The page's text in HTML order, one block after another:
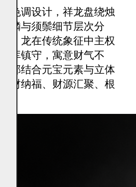
色调设计，祥龙盘绕烛
鳞与须鬃细节层次分
。龙在传统象征中主权
库镇守，寓意财气不
部结合元宝元素与立体
财纳福、财源汇聚、根